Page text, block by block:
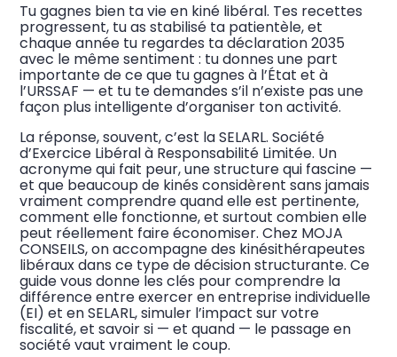
Tu gagnes bien ta vie en kiné libéral. Tes recettes
progressent, tu as stabilisé ta patientèle, et
chaque année tu regardes ta déclaration 2035
avec le même sentiment : tu donnes une part
importante de ce que tu gagnes à l’État et à
l’URSSAF — et tu te demandes s’il n’existe pas une
façon plus intelligente d’organiser ton activité.
La réponse, souvent, c’est la SELARL. Société
d’Exercice Libéral à Responsabilité Limitée. Un
acronyme qui fait peur, une structure qui fascine —
et que beaucoup de kinés considèrent sans jamais
vraiment comprendre quand elle est pertinente,
comment elle fonctionne, et surtout combien elle
peut réellement faire économiser. Chez MOJA
CONSEILS, on accompagne des kinésithérapeutes
libéraux dans ce type de décision structurante. Ce
guide vous donne les clés pour comprendre la
différence entre exercer en entreprise individuelle
(EI) et en SELARL, simuler l’impact sur votre
fiscalité, et savoir si — et quand — le passage en
société vaut vraiment le coup.